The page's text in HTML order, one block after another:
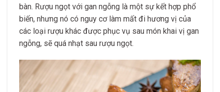
bàn. Rượu ngọt với gan ngỗng là một sự kết hợp phổ
biến, nhưng nó có nguy cơ làm mất đi hương vị của
các loại rượu khác được phục vụ sau món khai vị gan
ngỗng, sẽ quá nhạt sau rượu ngọt.